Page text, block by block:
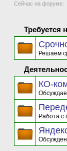
Сейчас на форуме:
Требуется
Решаем
КО-
Работа с